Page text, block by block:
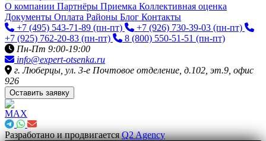
О компании Партнёры Приемка Коллективная оценка
Документы Оплата Районы Блог Контакты
+7 (495) 543-71-89 (пн-пт) +7 (926) 730-39-03 (пн-пт)
+7 (925) 762-20-83 (пн-пт) 8 (800) 550-51-51 (пн-пт)
Пн-Пт 9:00-19:00
info@expert-otsenka.ru
г. Люберцы, ул. 3-е Почтовое отделение, д.102, эт.9, офис
926
Оставить заявку
Разработано и продвигаетсяQ2 Agency